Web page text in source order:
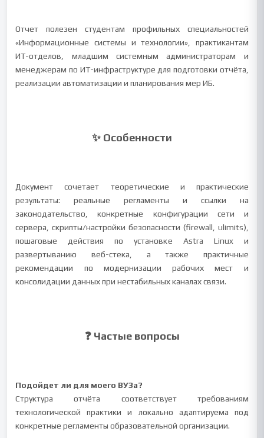
Отчет полезен студентам профильных специальностей
«Информационные системы и технологии», практикантам
ИТ-отделов, младшим системным администраторам и
менеджерам по ИТ-инфраструктуре для подготовки отчёта,
реализации автоматизации и планирования мер ИБ.
✨ Особенности
Документ сочетает теоретические и практические
результаты: реальные регламенты и ссылки на
законодательство, конкретные конфигурации сети и
сервера, скрипты/настройки безопасности (firewall, ulimits),
пошаговые действия по установке Astra Linux и
развертыванию веб-стека, а также практичные
рекомендации по модернизации рабочих мест и
консолидации данных при нестабильных каналах связи.
❓ Частые вопросы
Подойдет ли для моего ВУЗа?
Структура отчёта соответствует требованиям
технологической практики и локально адаптируема под
конкретные регламенты образовательной организации.